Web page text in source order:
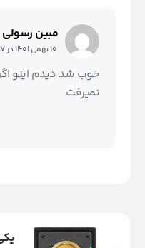
مبین رسولی
10 بهمن 1401 در 14:07
خوب شد دیدم اینو
نمیرفت